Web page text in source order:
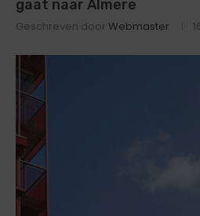
gaat naar Almere
Geschreven door Webmaster